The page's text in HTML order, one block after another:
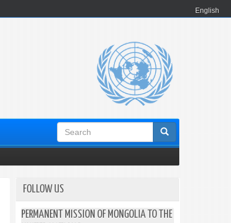
English
Search
form
FOLLOW US
PERMANENT MISSION OF MONGOLIA TO THE